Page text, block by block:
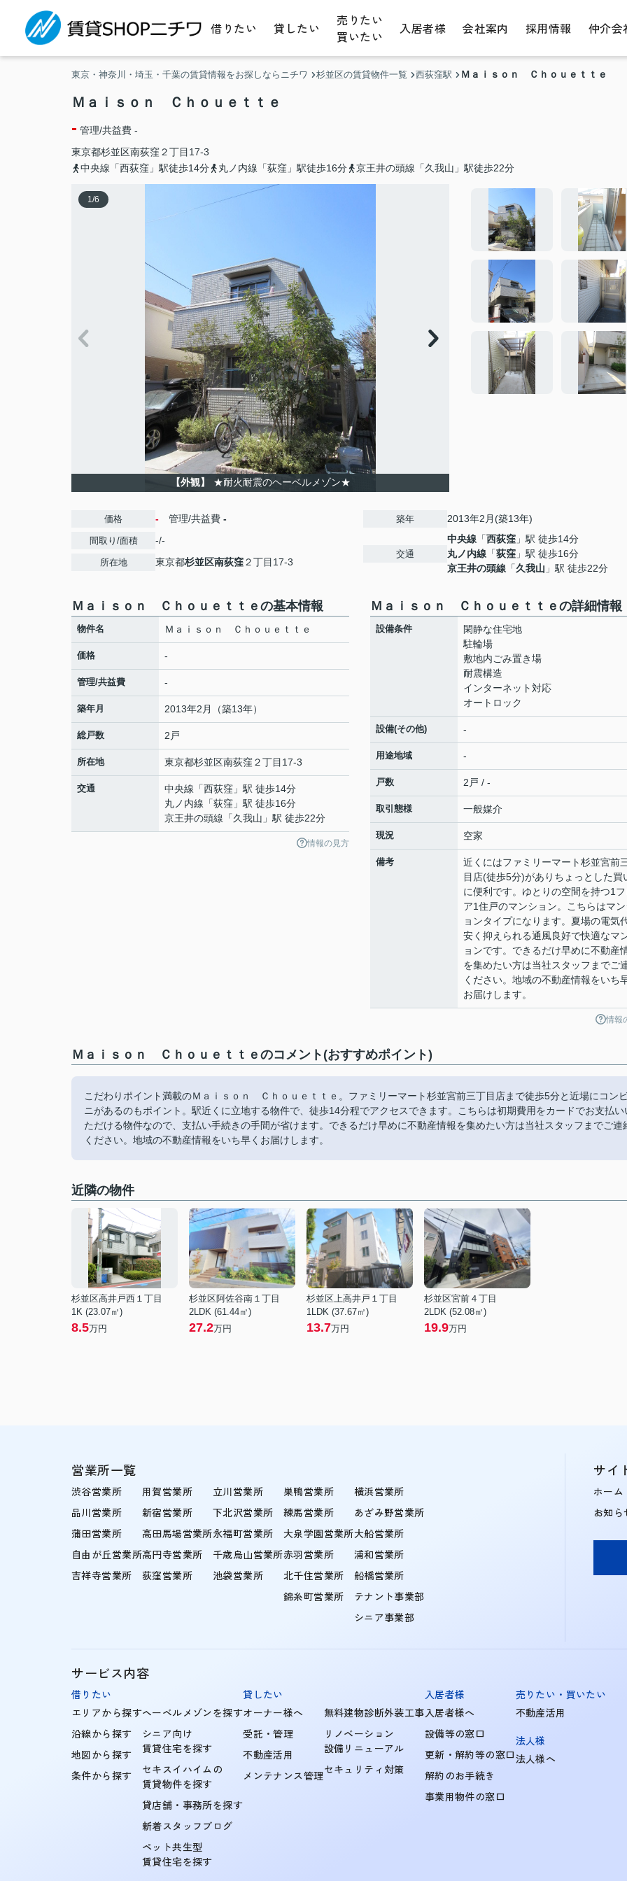
借りたい 貸したい
売りたい
買いたい
入居者様 会社案内 採用情報 仲介会
東京・神奈川・埼玉・千葉の賃貸情報をお探しならニチワ 杉並区の賃貸物件一覧 西荻窪駅 Ｍａｉｓｏｎ Ｃｈｏｕｅｔｔｅ
Ｍａｉｓｏｎ Ｃｈｏｕｅｔｔｅ
- 管理/共益費 -
東京都杉並区南荻窪２丁目17-3
中央線「西荻窪」駅徒歩14分
丸ノ内線「荻窪」駅徒歩16分 京王井の頭線「久我山」駅徒歩22分
1/6
【外観】 ★耐火耐震のヘーベルメゾン★
価格 - 管理/共益費 -
間取り/面積 -/-
所在地 東京都杉並区南荻窪２丁目17-3
築年 2013年2月(築13年)
交通
中央線 「西荻窪 」駅 徒歩14分
丸ノ内線 「荻窪 」駅 徒歩16分
京王井の頭線 「久我山 」駅 徒歩22分
Ｍａｉｓｏｎ Ｃｈｏｕｅｔｔｅの基本情報
物件名 Ｍａｉｓｏｎ Ｃｈｏｕｅｔｔｅ
価格 -
管理/共益費 -
築年月 2013年2月（築13年）
総戸数 2戸
所在地 東京都杉並区南荻窪２丁目17-3
交通 中央線 「西荻窪 」駅 徒歩14分
丸ノ内線 「荻窪 」駅 徒歩16分
京王井の頭線 「久我山 」駅 徒歩22分
情報の見方
Ｍａｉｓｏｎ Ｃｈｏｕｅｔｔｅの詳細情報
設備条件
閑静な住宅地
駐輪場
敷地内ごみ置き場
耐震構造
インターネット対応
オートロック
設備(その他) -
用途地域 -
戸数 2戸 / -
取引態様 一般媒介
現況 空家
備考
近くにはファミリーマート杉並宮前
目店(徒歩5分)がありちょっとした買
に便利です。ゆとりの空間を持つ1フ
ア1住戸のマンション。こちらはマン
ョンタイプになります。夏場の電気
安く抑えられる通風良好で快適なマ
ョンです。できるだけ早めに不動産
を集めたい方は当社スタッフまでご
ください。地域の不動産情報をいち
お届けします。
情報
Ｍａｉｓｏｎ Ｃｈｏｕｅｔｔｅのコメント(おすすめポイント)
こだわりポイント満載のＭａｉｓｏｎ Ｃｈｏｕｅｔｔｅ。ファミリーマート杉並宮前三丁目店まで徒歩5分と近場にコン
ニがあるのもポイント。駅近くに立地する物件で、徒歩14分程でアクセスできます。こちらは初期費用をカードでお支払い
ただける物件なので、支払い手続きの手間が省けます。できるだけ早めに不動産情報を集めたい方は当社スタッフまでご連
ください。地域の不動産情報をいち早くお届けします。
近隣の物件
杉並区高井戸西１丁目
1K (23.07㎡)
8.5万円
杉並区阿佐谷南１丁目
2LDK (61.44㎡)
27.2万円
杉並区上高井戸１丁目
1LDK (37.67㎡)
13.7万円
杉並区宮前４丁目
2LDK (52.08㎡)
19.9万円
営業所一覧
渋谷営業所
品川営業所
蒲田営業所
自由が丘営業所
吉祥寺営業所
用賀営業所
新宿営業所
高田馬場営業所
高円寺営業所
荻窪営業所
立川営業所
下北沢営業所
永福町営業所
千歳烏山営業所
池袋営業所
巣鴨営業所
練馬営業所
大泉学園営業所
赤羽営業所
北千住営業所
錦糸町営業所
横浜営業所
あざみ野営業所
大船営業所
浦和営業所
船橋営業所
テナント事業部
シニア事業部
サイ
ホーム
お知ら
サービス内容
借りたい
エリアから探す
沿線から探す
地図から探す
条件から探す
ヘーベルメゾンを探す
シニア向け
賃貸住宅を探す
セキスイハイムの
賃貸物件を探す
貸店舗・事務所を探す
新着スタッフブログ
ペット共生型
賃貸住宅を探す
貸したい
オーナー様へ
受託・管理
不動産活用
メンテナンス管理
無料建物診断外装工事
リノベーション
設備リニューアル
セキュリティ対策
入居者様
入居者様へ
設備等の窓口
更新・解約等の窓口
解約のお手続き
事業用物件の窓口
売りたい・買いたい
不動産活用
法人様
法人様へ